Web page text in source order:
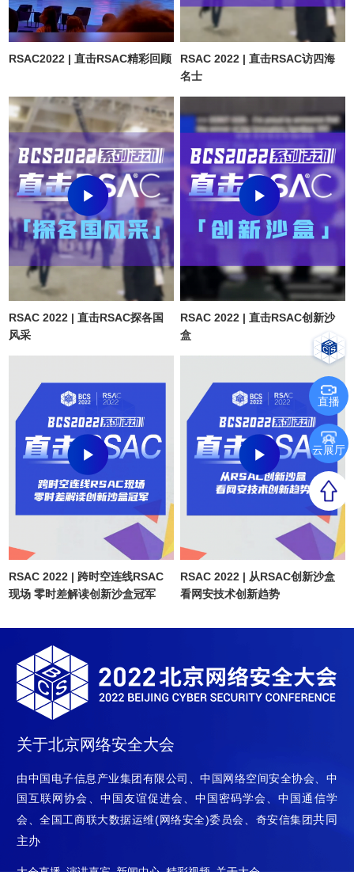
RSAC2022 | 直击RSAC精彩回顾
RSAC 2022 | 直击RSAC访四海
名士
RSAC 2022 | 直击RSAC探各国
风采
RSAC 2022 | 直击RSAC创新沙
盒
RSAC 2022 | 跨时空连线RSAC
现场 零时差解读创新沙盒冠军
RSAC 2022 | 从RSAC创新沙盒
看网安技术创新趋势
关于北京网络安全大会
由中国电子信息产业集团有限公司、中国网络空间安全协会、中
国互联网协会、中国友谊促进会、中国密码学会、中国通信学
会、全国工商联大数据运维(网络安全)委员会、奇安信集团共同
主办
大会直播 演讲嘉宾 新闻中心 精彩视频 关于大会
直播
云展厅